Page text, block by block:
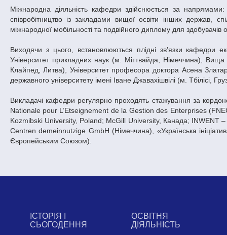
Міжнародна діяльність кафедри здійснюється за
співробітництво із закладами вищої освіти інших держав,
міжнародної мобільності та подвійного диплому для здобувачів
Виходячи з цього, встановлюються плідні зв’язки кафедри
Університет прикладних наук (м. Міттвайда, Німеччина),
Клайпед, Литва), Університет професора доктора Асена
державного університету імені Іване Джавахішвілі (м. Тбілісі,
Викладачі кафедри регулярно проходять стажування за
Nationale pour L’Etseignement de la Gestion des Enterprises
Kozmibski University, Poland; McGill University, Канада;
Centren demeinnutzige GmbH (Німеччина), «Українська
Європейським Союзом).
ІСТОРІЯ І
СЬОГОДЕННЯ
ОСВІТНЯ
ДІЯЛЬНІСТЬ